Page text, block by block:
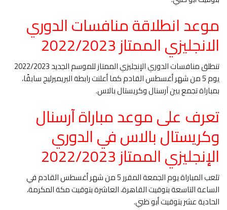
موعد انطلاقة منافسات الدوري
الانجليزي الممتاز 2022/2023
تنطلق منافسات الدوري الإنجليزي الممتاز للموسم الجديد 2022/2023
يوم 5 من شهر أغسطس القادم كما أعلنت رابطة البريميرليج سابقًا،
بمباراة تجمع بين آرسنال وكريستال بالاس.
تعرف على موعد مباراة آرسنال
وكريستال بالاس في الدوري
الإنجليزي الممتاز 2022/2023
تلعب المباراة يوم الجمعة المقرر 5 من شهر أغسطس القادم في
الساعة التاسعة بتوقيت القاهرة، العاشرة بتوقيت مكة المكرمة،
الحادية عشر بتوقيت أبو ظبي.